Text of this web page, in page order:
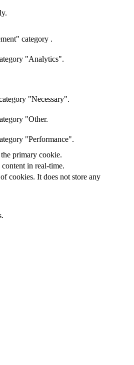
category .
"Analytics".
"Necessary".
"Other.
"Performance".
primary cookie.
in real-time.
cookies. It does not store any